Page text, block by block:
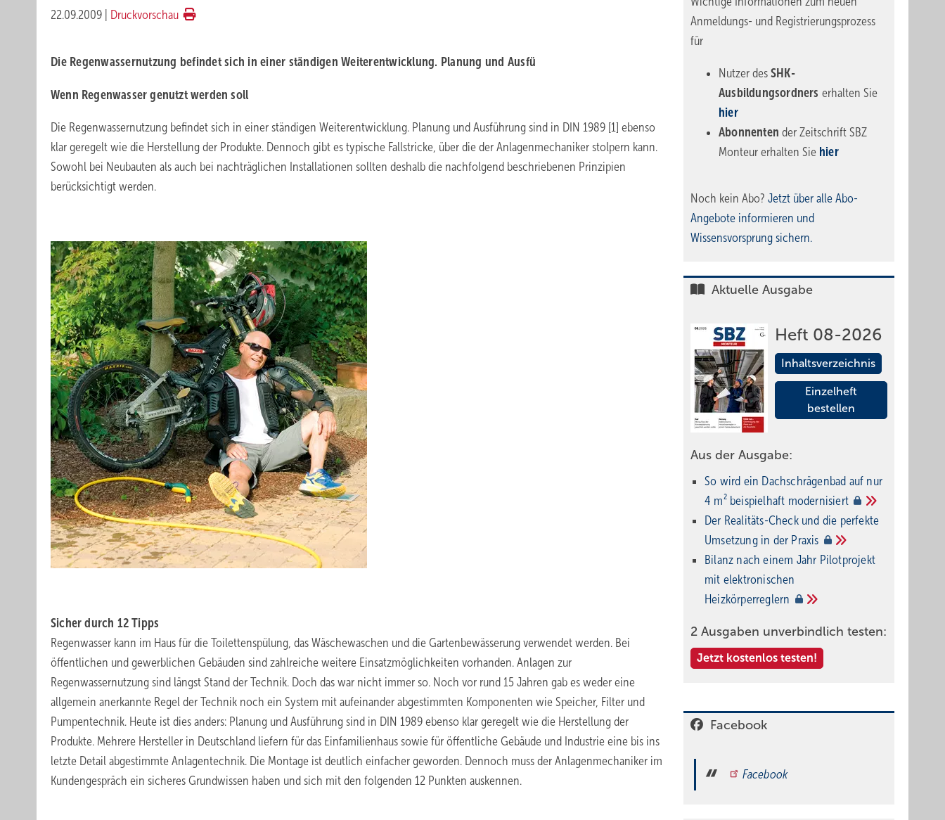
22.09.2009
Druckvorschau
Die Regenwassernutzung befindet sich in einer ständigen Weiterentwicklung. Planung und Ausfü
Wenn Regenwasser genutzt werden soll
Die Regenwassernutzung befindet sich in einer ständigen Weiterentwicklung. Planung und Ausführung sind in DIN 1989 [1] ebenso
klar geregelt wie die Herstellung der Produkte. Dennoch gibt es typische Fallstricke, über die der Anlagenmechaniker stolpern kann.
Sowohl bei Neubauten als auch bei nachträglichen Installationen sollten deshalb die nachfolgend beschriebenen Prinzipien
berücksichtigt werden.
Sicher durch 12 Tipps
Regenwasser kann im Haus für die Toilettenspülung, das Wäschewaschen und die Gartenbewässerung verwendet werden. Bei
öffentlichen und gewerblichen Gebäuden sind zahlreiche weitere Einsatzmöglichkeiten vorhanden. Anlagen zur
Regenwassernutzung sind längst Stand der Technik. Doch das war nicht immer so. Noch vor rund 15 Jahren gab es weder eine
allgemein anerkannte Regel der Technik noch ein System mit aufeinander abgestimmten Komponenten wie Speicher, Filter und
Pumpentechnik. Heute ist dies anders: Planung und Ausführung sind in DIN 1989 ebenso klar geregelt wie die Herstellung der
Produkte. Mehrere Hersteller in Deutschland liefern für das Einfamilienhaus sowie für öffentliche Gebäude und Industrie eine bis ins
letzte Detail abgestimmte Anlagentechnik. Die Montage ist deutlich einfacher geworden. Dennoch muss der Anlagenmechaniker im
Kundengespräch ein sicheres Grundwissen haben und sich mit den folgenden 12 Punkten auskennen.
Anmeldungs- und Registrierungsprozess
für
Nutzer des SHK-
Ausbildungsordners erhalten Sie
hier
Abonnentender Zeitschrift SBZ
Monteur erhalten Sie hier
Noch kein Abo? Jetzt über alle Abo-
Angebote informieren und
Wissensvorsprung sichern.
Aktuelle Ausgabe
Heft 08-2026
Inhaltsverzeichnis
Einzelheft
bestellen
Aus der Ausgabe:
So wird ein Dach­schrägenbad auf nur
4 m² beispielhaft modernisiert
Der Realitäts-Check und die perfekte
Umsetzung in der Praxis
Bilanz nach einem Jahr Pilotprojekt
mit elektronischen
Heizkörperreglern
2 Ausgaben unverbindlich testen:
Jetzt kostenlos testen!
Facebook
Facebook